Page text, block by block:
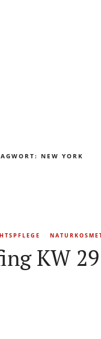
NEW YORK
KW